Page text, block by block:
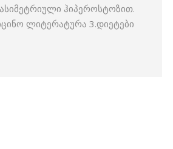
ჰიპეროსტოზით.
ლიტერატურა 3.დიეტები